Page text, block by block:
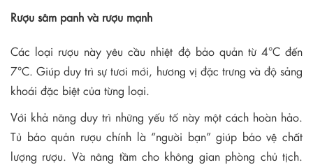
Rượu sâm panh và rượu mạnh
Các loại rượu này yêu cầu nhiệt độ bảo quản từ 4°C đến
7°C. Giúp duy trì sự tươi mới, hương vị đặc trưng và độ sảng
khoái đặc biệt của từng loại.
Với khả năng duy trì những yếu tố này một cách hoàn hảo.
Tủ bảo quản rượu chính là “người bạn” giúp bảo vệ chất
lượng rượu. Và nâng tầm cho không gian phòng chủ tịch.